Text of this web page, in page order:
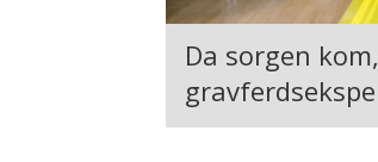
Da sorgen